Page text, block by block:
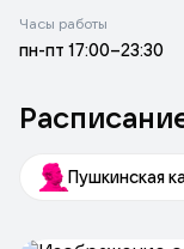
Часы работы
пн-пт 17:00–23:30
Пушкинская